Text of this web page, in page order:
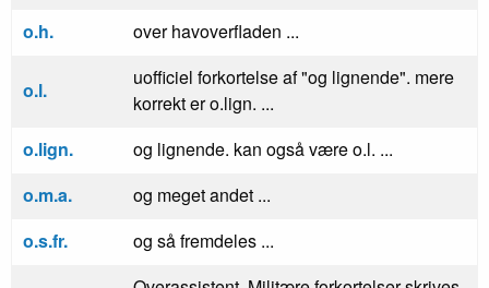
o.h.
over havoverfladen ...
o.l.
uofficiel forkortelse af "og lignende". mere
korrekt er o.lign. ...
o.lign.
og lignende. kan også være o.l. ...
o.m.a.
og meget andet ...
o.s.fr.
og så fremdeles ...